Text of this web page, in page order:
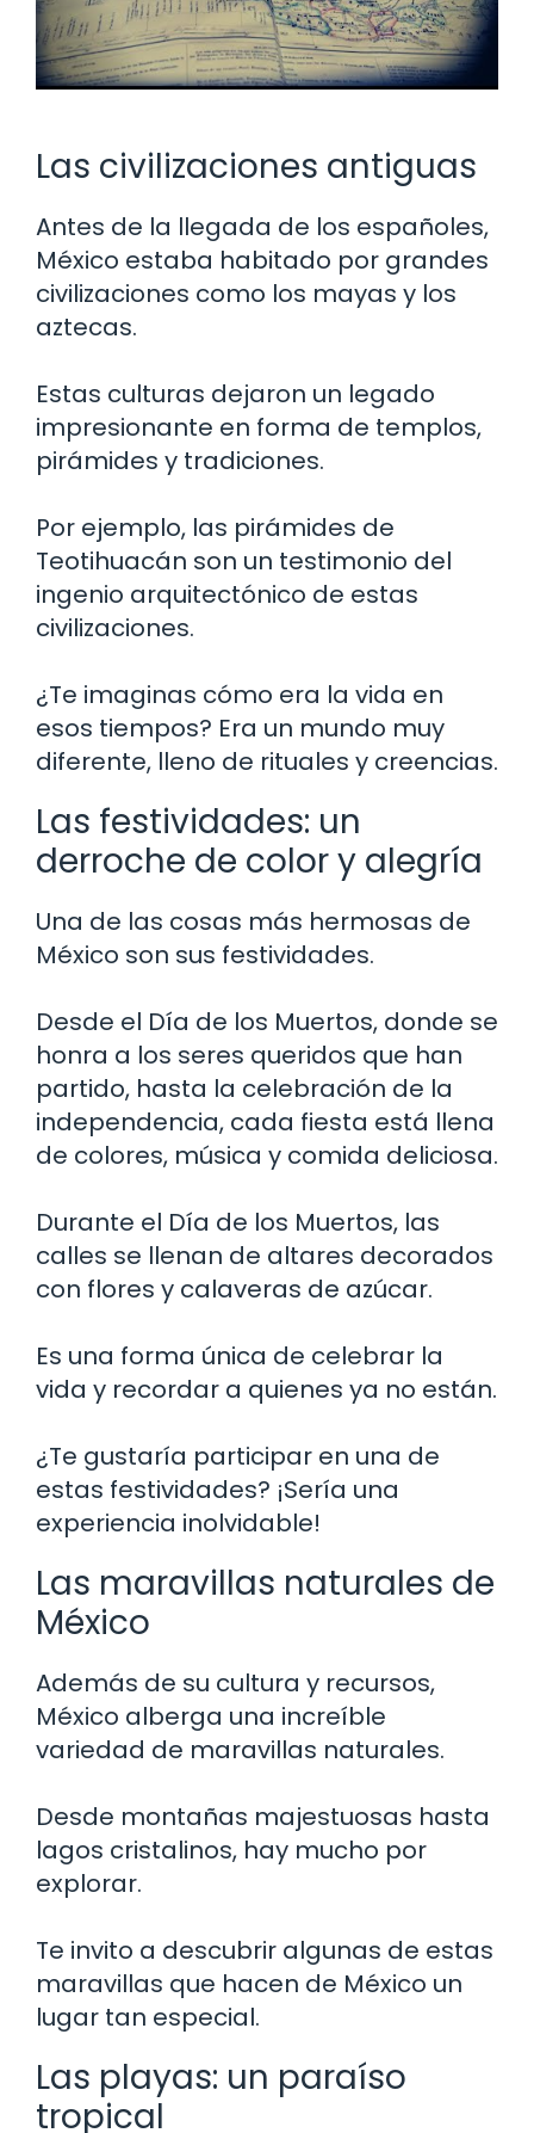
Las civilizaciones antiguas
Antes de la llegada de los españoles,
México estaba habitado por grandes
civilizaciones como los mayas y los
aztecas.
Estas culturas dejaron un legado
impresionante en forma de templos,
pirámides y tradiciones.
Por ejemplo, las pirámides de
Teotihuacán son un testimonio del
ingenio arquitectónico de estas
civilizaciones.
¿Te imaginas cómo era la vida en
esos tiempos? Era un mundo muy
diferente, lleno de rituales y creencias.
Las festividades: un
derroche de color y alegría
Una de las cosas más hermosas de
México son sus festividades.
Desde el Día de los Muertos, donde se
honra a los seres queridos que han
partido, hasta la celebración de la
independencia, cada fiesta está llena
de colores, música y comida deliciosa.
Durante el Día de los Muertos, las
calles se llenan de altares decorados
con flores y calaveras de azúcar.
Es una forma única de celebrar la
vida y recordar a quienes ya no están.
¿Te gustaría participar en una de
estas festividades? ¡Sería una
experiencia inolvidable!
Las maravillas naturales de
México
Además de su cultura y recursos,
México alberga una increíble
variedad de maravillas naturales.
Desde montañas majestuosas hasta
lagos cristalinos, hay mucho por
explorar.
Te invito a descubrir algunas de estas
maravillas que hacen de México un
lugar tan especial.
Las playas: un paraíso
tropical